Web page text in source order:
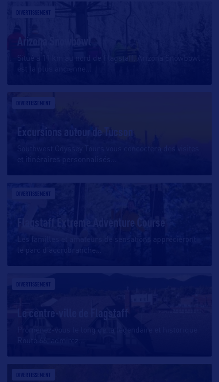
DIVERTISSEMENT
Arizona Snowbowl
Situé à 11 km au nord de Flagstaff, Arizona Snowbowl
est la plus ancienne
DIVERTISSEMENT
Excursions autour de Tucson
Southwest Odyssey Tours vous concoctera des visites
DIVERTISSEMENT
Flagstaff Extreme Adventure Course
Les familles et amateurs de sensations apprécieront
le parc d’accrobranche
DIVERTISSEMENT
Le centre-ville de Flagstaff
Promenez-vous le long de la légendaire et historique
DIVERTISSEMENT